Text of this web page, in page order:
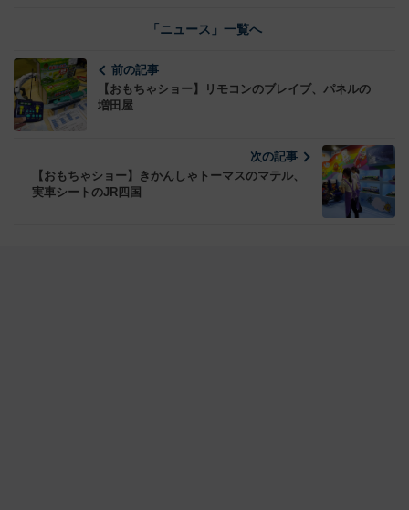
「ニュース」一覧へ
前の記事
【おもちゃショー】リモコンのブレイブ、パネルの
増田屋
次の記事
【おもちゃショー】きかんしゃトーマスのマテル、
実車シートのJR四国